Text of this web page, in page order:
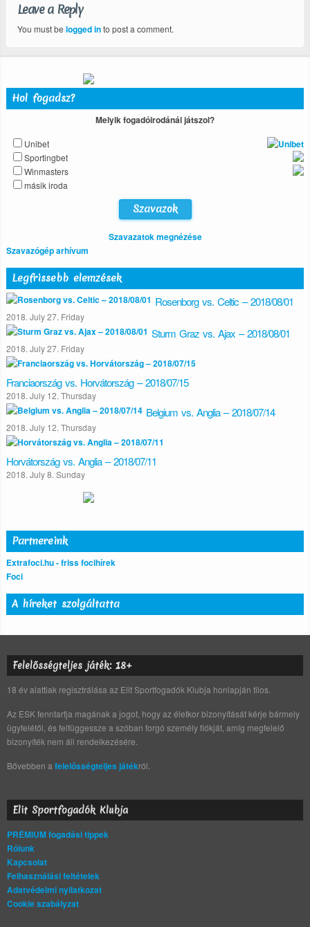
Leave a Reply
You must be logged into post a comment.
Hol fogadsz?
Melyik fogadóirodánál játszol?
Unibet
Sportingbet
Winmasters
másik iroda
Szavazatok megnézése
Szavazógép arhívum
Legfrissebb elemzések
Rosenborg vs. Celtic – 2018/08/01
2018. July 27. Friday
Sturm Graz vs. Ajax – 2018/08/01
2018. July 27. Friday
Franciaország vs. Horvátország – 2018/07/15
2018. July 12. Thursday
Belgium vs. Anglia – 2018/07/14
2018. July 12. Thursday
Horvátország vs. Anglia – 2018/07/11
2018. July 8. Sunday
Partnereink
Extrafoci.hu - friss focihírek
Foci
A híreket szolgáltatta
Felelősségteljes játék: 18+
18 év alattiak regisztrálása az Elit Sportfogadók Klubja honlapján tilos.
Az ESK fenntartja magának a jogot, hogy az életkor bizonyítását kérje bármely
ügyfelétől, és felfüggessze a szóban forgó személy fiókját, amíg megfelelő
bizonyíték nem áll rendelkezésére.
Bővebben a felelősségteljes játékról.
Elit Sportfogadók Klubja
PRÉMIUM fogadási tippek
Rólunk
Kapcsolat
Felhasználási feltételek
Adatvédelmi nyilatkozat
Cookie szabályzat